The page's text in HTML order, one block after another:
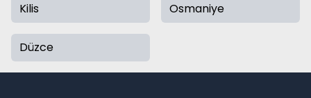
Kilis Osmaniye
Düzce